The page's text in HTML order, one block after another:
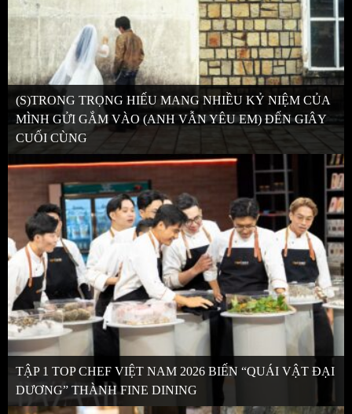
(S)TRONG TRỌNG HIẾU MANG NHIỀU KỶ NIỆM CỦA
MÌNH GỬI GẮM VÀO (ANH VẪN YÊU EM) ĐẾN GIÂY
CUỐI CÙNG
TẬP 1 TOP CHEF VIỆT NAM 2026 BIẾN “QUÁI VẬT ĐẠI
DƯƠNG” THÀNH FINE DINING